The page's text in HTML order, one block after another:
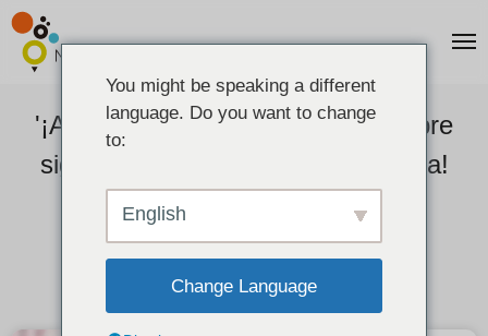
'¡Anillos de boda baratos no siempre
significan que acabará insatisfecha!
También existe la opción de las
alianzas hechas a mano.
2021-05-18
You might be speaking a different
language. Do you want to change
to:
English
Change Language